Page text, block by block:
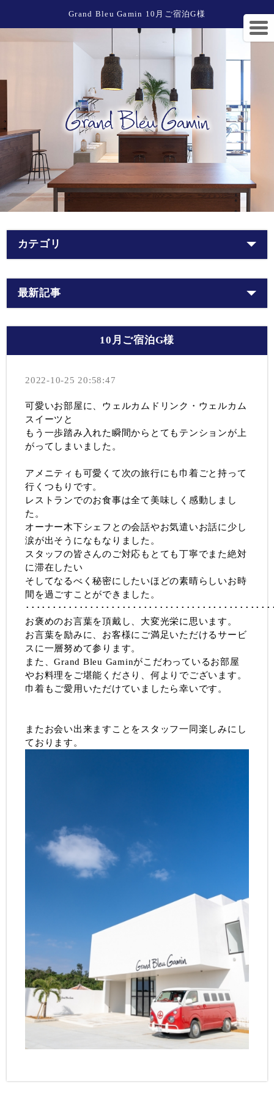
Grand Bleu Gamin 10月ご宿泊G様
カテゴリ
最新記事
10月ご宿泊G様
2022-10-25 20:58:47
可愛いお部屋に、ウェルカムドリンク・ウェルカム
スイーツと
もう一歩踏み入れた瞬間からとてもテンションが上
がってしまいました。
アメニティも可愛くて次の旅行にも巾着ごと持って
行くつもりです。
レストランでのお食事は全て美味しく感動しまし
た。
オーナー木下シェフとの会話やお気遣いお話に少し
涙が出そうになもなりました。
スタッフの皆さんのご対応もとても丁寧でまた絶対
に滞在したい
そしてなるべく秘密にしたいほどの素晴らしいお時
間を過ごすことができました。
･････････････････････････････････････････････
お褒めのお言葉を頂戴し、大変光栄に思います。
お言葉を励みに、お客様にご満足いただけるサービ
スに一層努めて参ります。
また、Grand Bleu Gaminがこだわっているお部屋
やお料理をご堪能くださり、何よりでございます。
巾着もご愛用いただけていましたら幸いです。
またお会い出来ますことをスタッフ一同楽しみにし
ております。